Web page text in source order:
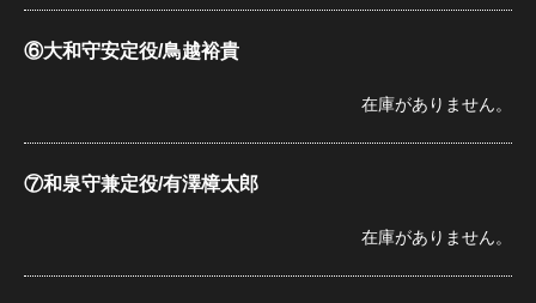
⑥大和守安定役/鳥越裕貴
在庫がありません。
⑦和泉守兼定役/有澤樟太郎
在庫がありません。